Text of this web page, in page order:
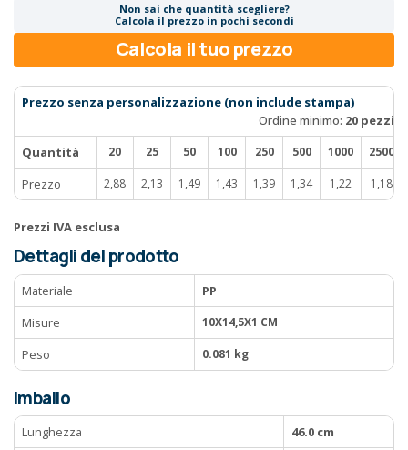
Non sai che quantità scegliere?
Calcola il prezzo in pochi secondi
Calcola il tuo prezzo
Prezzo senza personalizzazione (non include stampa)
Ordine minimo: 20 pezzi
Quantità
20 25 50 100 250 500 1000 2500
Prezzo 2,88 2,13 1,49 1,43 1,39 1,34 1,22 1,18
Prezzi IVA esclusa
Dettagli del prodotto
Materiale
PP
Misure
10X14,5X1 CM
Peso 0.081 kg
Imballo
Lunghezza
46.0 cm